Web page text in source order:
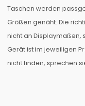
Taschen werden
Größen genäht. Die
nicht an Displaymaßen,
Gerät ist im jeweiligen
nicht finden, sprechen